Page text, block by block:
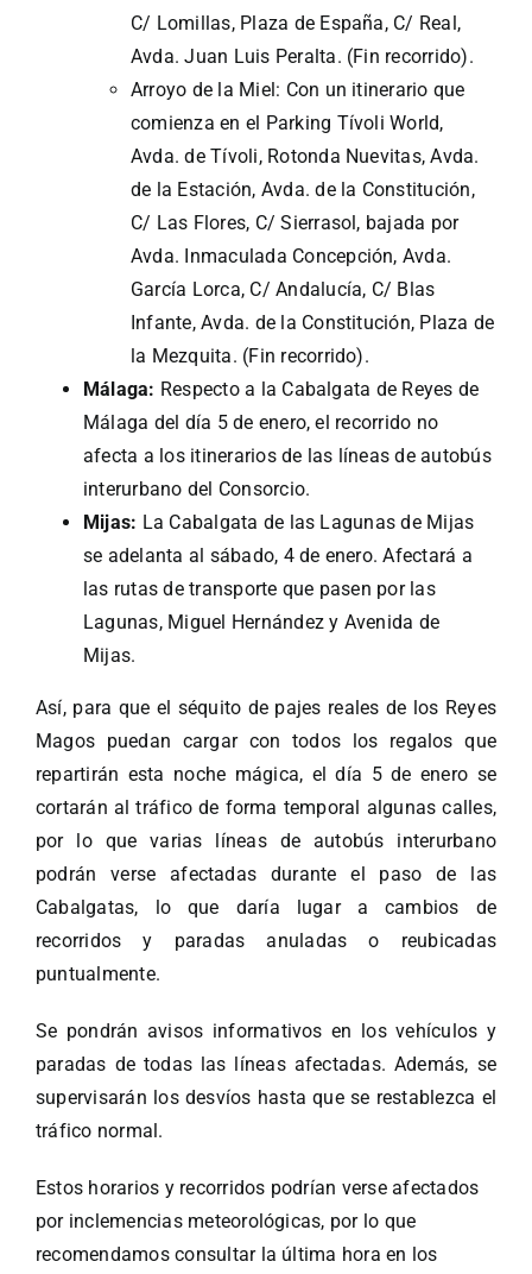
C/ Lomillas, Plaza de España, C/ Real,
Avda. Juan Luis Peralta. (Fin recorrido).
Arroyo de la Miel: Con un itinerario que
comienza en el Parking Tívoli World,
Avda. de Tívoli, Rotonda Nuevitas, Avda.
de la Estación, Avda. de la Constitución,
C/ Las Flores, C/ Sierrasol, bajada por
Avda. Inmaculada Concepción, Avda.
García Lorca, C/ Andalucía, C/ Blas
Infante, Avda. de la Constitución, Plaza de
la Mezquita. (Fin recorrido).
Málaga: Respecto a la Cabalgata de Reyes de
Málaga del día 5 de enero, el recorrido no
afecta a los itinerarios de las líneas de autobús
interurbano del Consorcio.
Mijas: La Cabalgata de las Lagunas de Mijas
se adelanta al sábado, 4 de enero. Afectará a
las rutas de transporte que pasen por las
Lagunas, Miguel Hernández y Avenida de
Mijas.
Así, para que el séquito de pajes reales de los Reyes
Magos puedan cargar con todos los regalos que
repartirán esta noche mágica, el día 5 de enero se
cortarán al tráfico de forma temporal algunas calles,
por lo que varias líneas de autobús interurbano
podrán verse afectadas durante el paso de las
Cabalgatas, lo que daría lugar a cambios de
recorridos y paradas anuladas o reubicadas
puntualmente.
Se pondrán avisos informativos en los vehículos y
paradas de todas las líneas afectadas. Además, se
supervisarán los desvíos hasta que se restablezca el
tráfico normal.
Estos horarios y recorridos podrían verse afectados
por inclemencias meteorológicas, por lo que
recomendamos consultar la última hora en los